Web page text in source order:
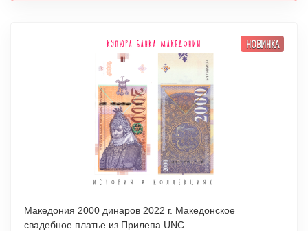
НОВИНКА
Македония 2000 динаров 2022 г. Македонское
свадебное платье из Прилепа UNC